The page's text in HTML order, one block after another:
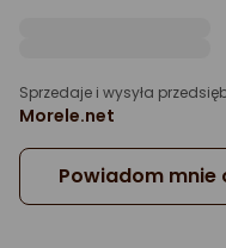
Sprzedaje i wysyła
Morele.net
Powiadom